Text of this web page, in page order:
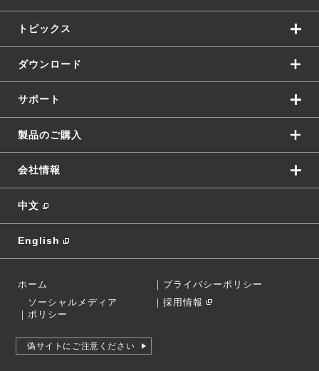
トピックス
ダウンロード
サポート
製品のご購入
会社情報
中文
English
ホーム ｜ プライバシーポリシー
｜
ソーシャルメディア
ポリシー
｜採用情報
偽サイトにご注意ください